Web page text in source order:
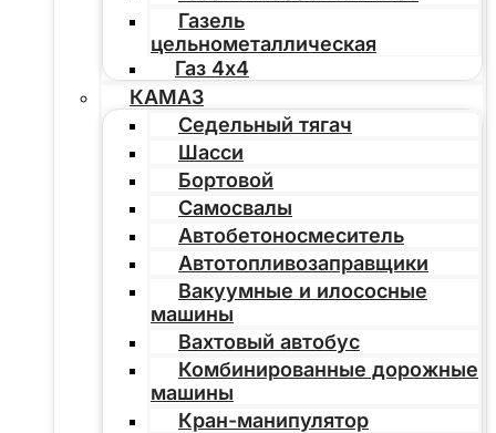
Газель
цельнометаллическая
Газ 4х4
КАМАЗ
Седельный тягач
Шасси
Бортовой
Самосвалы
Автобетоносмеситель
Автотопливозаправщики
Вакуумные и илососные
машины
Вахтовый автобус
Комбинированные дорожные
машины
Кран-манипулятор